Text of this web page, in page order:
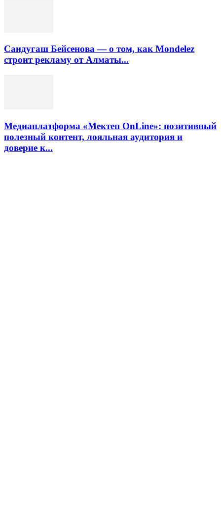
Сандугаш Бейсенова — о том, как Mondelez
строит рекламу от Алматы...
Медиаплатформа «Мектеп OnLine»: позитивный
полезный контент, лояльная аудитория и
доверие к...